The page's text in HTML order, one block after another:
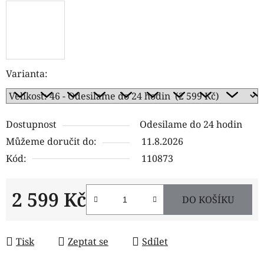
Varianta:
Dostupnost
Odesilame do 24 hodin
Můžeme doručit do:
11.8.2026
Kód:
110873
2 599 Kč DO KOŠÍKU
Tisk Zeptat se Sdílet